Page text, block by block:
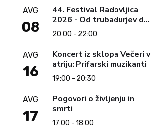
AVG
08
44. Festival Radovljica
2026 - Od trubadurjev do
Brahmsa
20:00 - 22:00
AVG
16
Koncert iz sklopa Večeri v
atriju: Prifarski muzikanti
19:00 - 20:30
AVG
17
Pogovori o življenju in
smrti
17:00 - 18:00